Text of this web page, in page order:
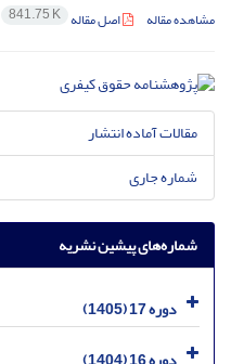
مشاهده مقاله اصل مقاله 841.75 K
مقالات آماده انتشار
شماره جاری
شماره‌های پیشین نشریه
دوره 17 (1405)